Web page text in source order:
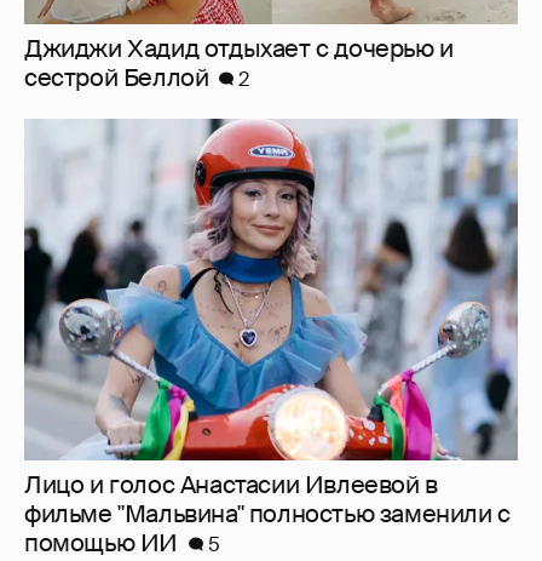
Джиджи Хадид отдыхает с дочерью и
сестрой Беллой
2
Лицо и голос Анастасии Ивлеевой в
фильме "Мальвина" полностью заменили с
помощью ИИ
5